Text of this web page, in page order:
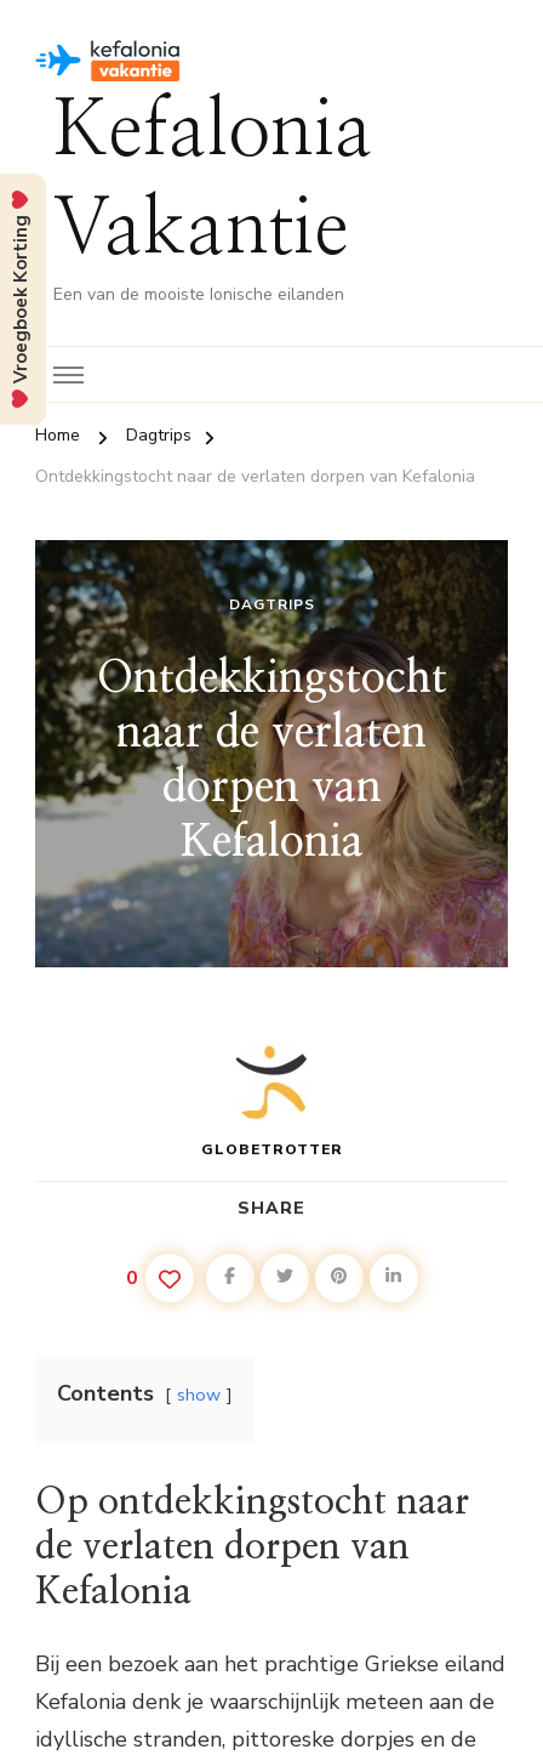
Kefalonia
Vakantie
Een van de mooiste Ionische eilanden
Home
Dagtrips
Ontdekkingstocht naar de verlaten dorpen van Kefalonia
DAGTRIPS
Ontdekkingstocht
naar de verlaten
dorpen van
Kefalonia
GLOBETROTTER
SHARE
0
Contents show
Op ontdekkingstocht naar
de verlaten dorpen van
Kefalonia
Bij een bezoek aan het prachtige Griekse eiland
Kefalonia denk je waarschijnlijk meteen aan de
idyllische stranden, pittoreske dorpjes en de
Vroegboek Korting